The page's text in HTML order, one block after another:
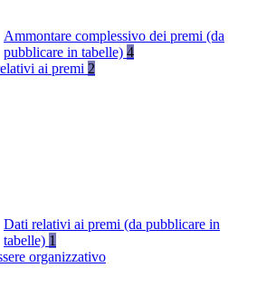
Ammontare complessivo dei premi (da
pubblicare in tabelle) 4
ai premi 2
Dati relativi ai premi (da pubblicare in
tabelle) 1
organizzativo